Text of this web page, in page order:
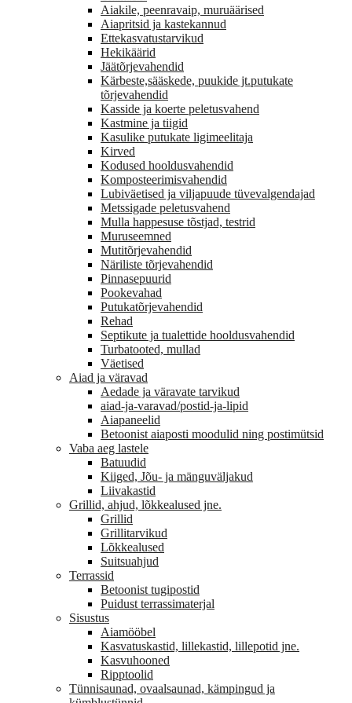
Aiakile, peenravaip, muruäärised
Aiapritsid ja kastekannud
Ettekasvatustarvikud
Hekikäärid
Jäätõrjevahendid
Kärbeste,sääskede, puukide jt.putukate
tõrjevahendid
Kasside ja koerte peletusvahend
Kastmine ja tiigid
Kasulike putukate ligimeelitaja
Kirved
Kodused hooldusvahendid
Komposteerimisvahendid
Lubiväetised ja viljapuude tüvevalgendajad
Metssigade peletusvahend
Mulla happesuse tõstjad, testrid
Muruseemned
Mutitõrjevahendid
Näriliste tõrjevahendid
Pinnasepuurid
Pookevahad
Putukatõrjevahendid
Rehad
Septikute ja tualettide hooldusvahendid
Turbatooted, mullad
Väetised
Aiad ja väravad
Aedade ja väravate tarvikud
aiad-ja-varavad/postid-ja-lipid
Aiapaneelid
Betoonist aiaposti moodulid ning postimütsid
Vaba aeg lastele
Batuudid
Kiiged, Jõu- ja mänguväljakud
Liivakastid
Grillid, ahjud, lõkkealused jne.
Grillid
Grillitarvikud
Lõkkealused
Suitsuahjud
Terrassid
Betoonist tugipostid
Puidust terrassimaterjal
Sisustus
Aiamööbel
Kasvatuskastid, lillekastid, lillepotid jne.
Kasvuhooned
Ripptoolid
Tünnisaunad, ovaalsaunad, kämpingud ja